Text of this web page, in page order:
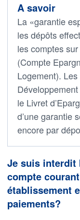
A savoir
La «garantie
les dépôts
les comptes
(Compte
Logement).
le Livret
d’une garantie
encore par
Je suis interdit
compte
établissement
paiements?